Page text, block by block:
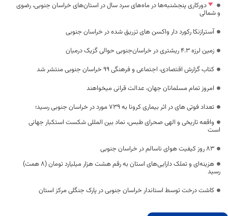
دورکاری پنجشنبه‌ها در ماه‌های سرد سال در استان‌های خراسان جنوبی، رضوی
و شمالی
آسترازنکا رکورد دار واکسن های تزریق شده در خراسان جنوبی
زمین لرزه ۴.۳ ریشتری در خراسان‌جنوبی حوالی گزیک درمیان
کتاب‎ گزارش اقتصادی، اجتماعی و فرهنگی ۹۹ خراسان جنوبی منتشر شد
امروز تمام مسلمانان جهان، عدالت قرانی میخواهند
تعداد فوتی های در اثر بیماری کرونا به 739 مورد در خراسان جنوبی رسید؛
واقعه تاریخی و الهی صحرای طبس، نماد بین المللی شکست استکبار جهانی
است
۸۳ روز کیفیت هوای ناسالم در خراسان جنوبی
هزینه‌ای و تملک دارایی‌های استان به رقم هشت هزار میلیارد تومان (۸ همت)
رسید
کاشت درخت توسط استاندار خراسان جنوبی در پارک جنگلی مرکز استان